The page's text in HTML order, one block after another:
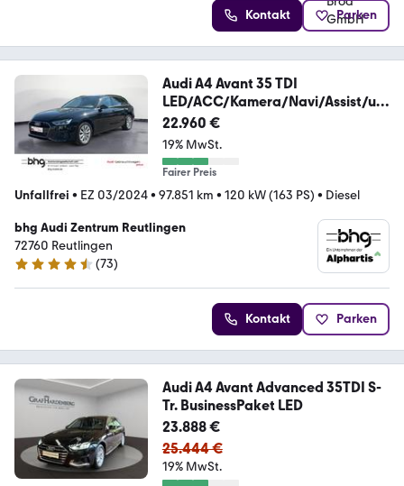
Kontakt Parken
Audi A4 Avant 35 TDI
LED/ACC/Kamera/Navi/Assist/uv
m.
22.960 €
19% MwSt.
Fairer Preis
Unfallfrei • EZ 03/2024• 97.851 km • 120 kW (163 PS) • Diesel
bhg Audi Zentrum Reutlingen
72760 Reutlingen
4.3 Sterne
(73)
Kontakt Parken
Audi A4 Avant Advanced 35TDI S-
Tr. BusinessPaket LED
23.888 €
25.444 €
19% MwSt.